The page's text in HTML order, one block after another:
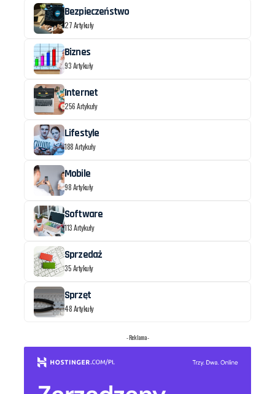
Bezpieczeństwo
27 Artykuły
Biznes
93 Artykuły
Internet
256 Artykuły
Lifestyle
188 Artykuły
Mobile
98 Artykuły
Software
113 Artykuły
Sprzedaż
35 Artykuły
Sprzęt
48 Artykuły
- Reklama -